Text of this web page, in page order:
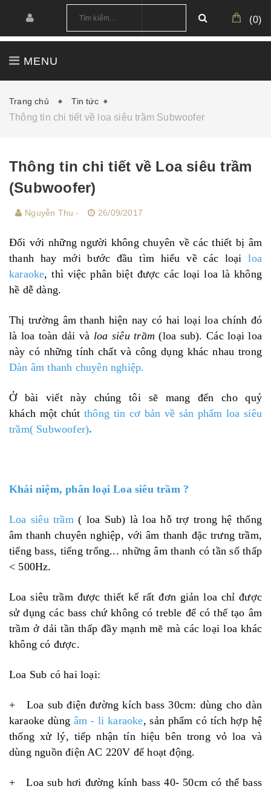
(0)
MENU
CÔNG TRÌNH
Trang chủ Tin tức
Thông tin chi tiết về loa siêu trầm Subwoofer
Thông tin chi tiết về Loa siêu trầm
(Subwoofer)
Nguyễn Thu - 26/09/2017
Đối với những người không chuyên về các thiết bị âm
thanh hay mới bước đầu tìm hiểu về các loạiloa
karaoke, thì việc phân biệt được các loại loa là không
hề dễ dàng.
Thị trường âm thanh hiện nay có hai loại loa chính đó
là loa toàn dải và loa siêu trầm(loa sub). Các loại loa
này có những tính chất và công dụng khác nhau trong
Dàn âm thanh chuyên nghiệp.
Ở bài viết này chúng tôi sẽ mang đến cho quý
khách một chút thông tin cơ bản về sản phẩm loa siêu
trầm( Subwoofer).
Khái niệm, phân loại Loa siêu trầm?
Loa siêu trầm ( loa Sub) là loa hỗ trợ trong hệ thống
âm thanh chuyên nghiệp, với âm thanh đặc trưng trầm,
tiếng bass, tiếng trống... những âm thanh có tần số thấp
< 500Hz.
Loa siêu trầm được thiết kế rất đơn giản loa chỉ được
sử dụng các bass chứ không có treble để có thể tạo âm
trầm ở dải tần thấp đầy mạnh mẽ mà các loại loa khác
không có được.
Loa Sub có hai loại:
+ Loa sub điện đường kích bass 30cm: dùng cho dàn
karaoke dùng âm - li karaoke, sản phẩm có tích hợp hệ
thống xử lý, tiếp nhận tín hiệu bên trong vỏ loa và
dùng nguồn điện AC 220V để hoạt động.
+ Loa sub hơi đường kính bass 40- 50cm có thể bass